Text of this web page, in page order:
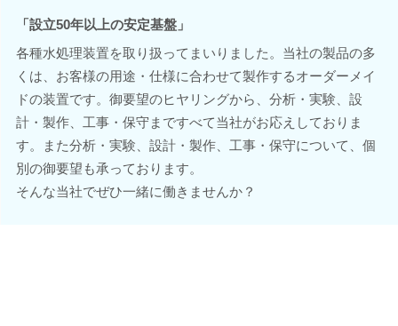
「設立50年以上の安定基盤」
各種水処理装置を取り扱ってまいりました。当社の製品の多
くは、お客様の用途・仕様に合わせて製作するオーダーメイ
ドの装置です。御要望のヒヤリングから、分析・実験、設
計・製作、工事・保守まですべて当社がお応えしておりま
す。また分析・実験、設計・製作、工事・保守について、個
別の御要望も承っております。
そんな当社でぜひ一緒に働きませんか？